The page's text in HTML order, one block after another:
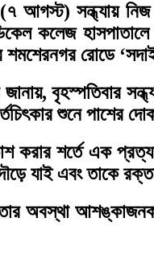
আগস্ট) সন্ধ্যায় নিজ
কলেজ
শমশেরনগর রোডে
জানায়, বৃহস্পতিবার
শুনে পাশের
করার শর্তে এক
যাই এবং তাকে
অবস্থা